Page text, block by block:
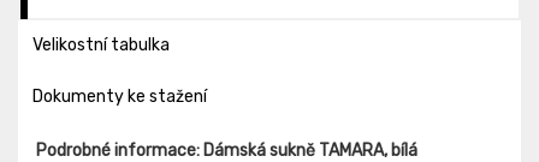
Velikostní tabulka
Dokumenty ke stažení
Podrobné informace: Dámská sukně TAMARA, bílá